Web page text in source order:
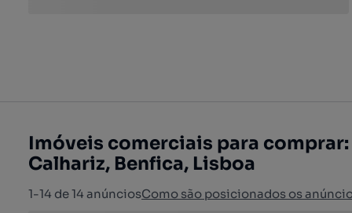
Imóveis comerciais para
Calhariz, Benfica, Lisboa
1-14 de 14 anúnciosComo são posicionados os